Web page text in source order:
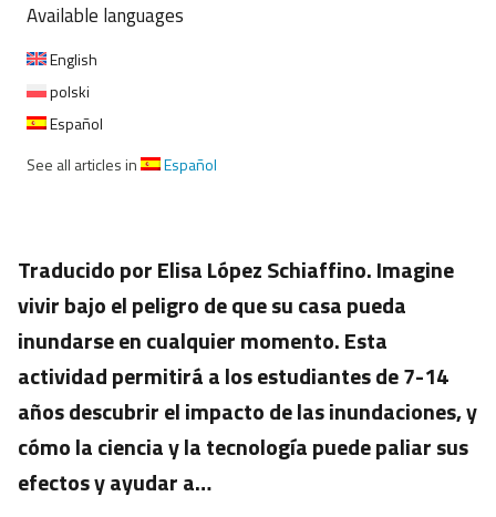
Available languages
English
polski
Español
See all articles in
Español
Traducido por Elisa López Schiaffino. Imagine
vivir bajo el peligro de que su casa pueda
inundarse en cualquier momento. Esta
actividad permitirá a los estudiantes de 7-14
años descubrir el impacto de las inundaciones, y
cómo la ciencia y la tecnología puede paliar sus
efectos y ayudar a…